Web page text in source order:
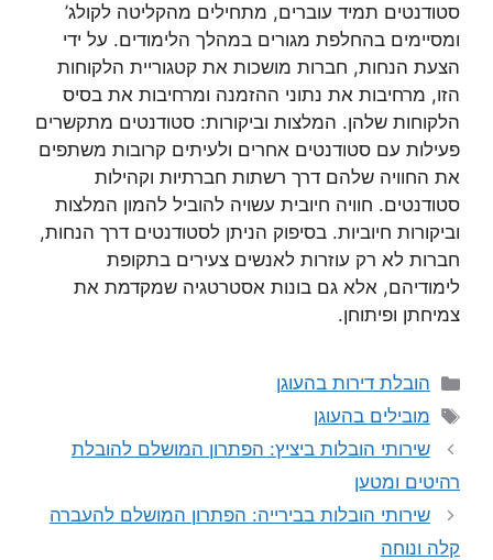
סטודנטים תמיד עוברים, מתחילים מהקליטה לקולג’
ומסיימים בהחלפת מגורים במהלך הלימודים. על ידי
הצעת הנחות, חברות מושכות את קטגוריית הלקוחות
הזו, מרחיבות את נתוני ההזמנה ומרחיבות את בסיס
הלקוחות שלהן. המלצות וביקורות: סטודנטים מתקשרים
פעילות עם סטודנטים אחרים ולעיתים קרובות משתפים
את החוויה שלהם דרך רשתות חברתיות וקהילות
סטודנטים. חוויה חיובית עשויה להוביל להמון המלצות
וביקורות חיוביות. בסיפוק הניתן לסטודנטים דרך הנחות,
חברות לא רק עוזרות לאנשים צעירים בתקופת
לימודיהם, אלא גם בונות אסטרטגיה שמקדמת את
צמיחתן ופיתוחן.
קטגוריות
הובלת דירות בהעוגן
תגיות
מובילים בהעוגן
שירותי הובלות ביציץ: הפתרון המושלם להובלת
רהיטים ומטען
שירותי הובלות בבירייה: הפתרון המושלם להעברה
קלה ונוחה